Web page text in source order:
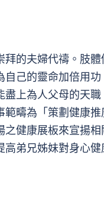
的夫婦代禱。肢
自己的靈命加倍用
上為人父母的天職
疇為「策劃健康
之健康展板來宣揚
高弟兄姊妹對身心